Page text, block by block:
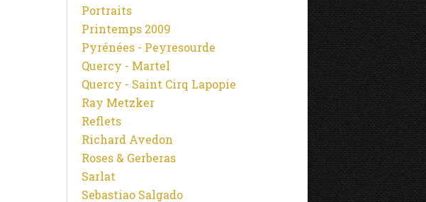
Portraits
Printemps 2009
Pyrénées - Peyresourde
Quercy - Martel
Quercy - Saint Cirq Lapopie
Ray Metzker
Reflets
Richard Avedon
Roses & Gerberas
Sarlat
Sebastiao Salgado